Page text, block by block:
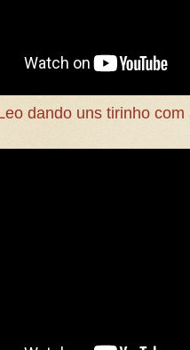
dando uns tirinho com